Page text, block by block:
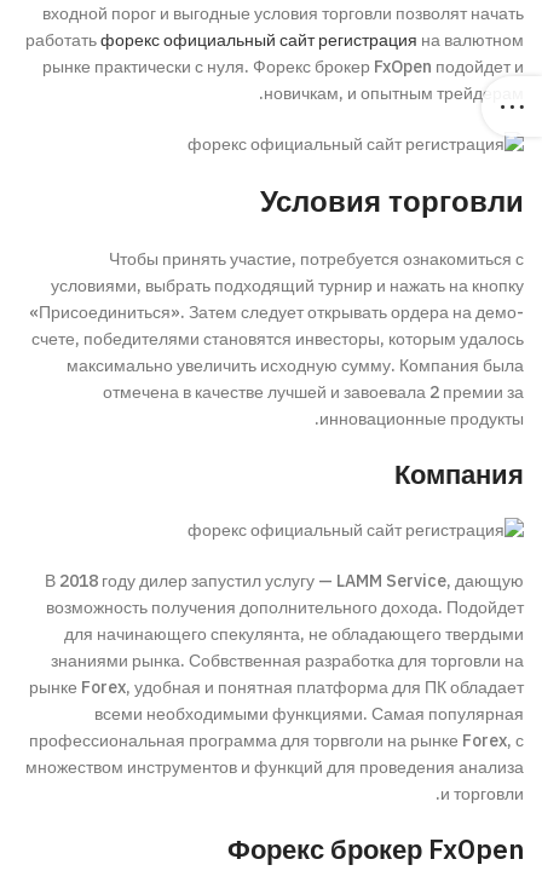
входной порог и выгодные условия торговли позволят начать
работатьфорекс официальный сайт регистрация на валютном
рынке практически с нуля. Форекс брокер FxOpen подойдет и
новичкам, и опытным трейдерам.
Условия торговли
Чтобы принять участие, потребуется ознакомиться с
условиями, выбрать подходящий турнир и нажать на кнопку
«Присоединиться». Затем следует открывать ордера на демо-
счете, победителями становятся инвесторы, которым удалось
максимально увеличить исходную сумму. Компания была
отмечена в качестве лучшей и завоевала 2 премии за
инновационные продукты.
Компания
В 2018 году дилер запустил услугу — LAMM Service, дающую
возможность получения дополнительного дохода. Подойдет
для начинающего спекулянта, не обладающего твердыми
знаниями рынка. Собвственная разработка для торговли на
рынке Forex, удобная и понятная платформа для ПК обладает
всеми необходимыми функциями. Самая популярная
профессиональная программа для торвголи на рынке Forex, с
множеством инструментов и функций для проведения анализа
и торговли.
Форекс брокер FxOpen